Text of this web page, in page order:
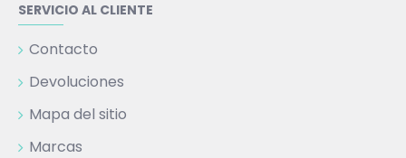
SERVICIO AL CLIENTE
Contacto
Devoluciones
Mapa del sitio
Marcas